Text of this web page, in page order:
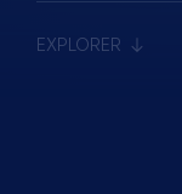
EXPLORER